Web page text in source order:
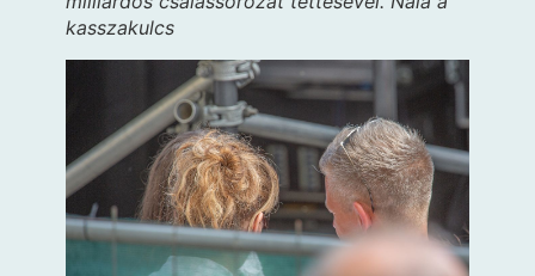
kasszakulcs